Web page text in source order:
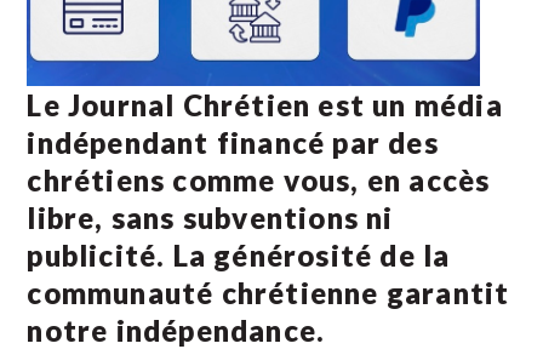
Le Journal Chrétien est un média
indépendant financé par des
chrétiens comme vous, en accès
libre, sans subventions ni
publicité. La générosité de la
communauté chrétienne garantit
notre indépendance.